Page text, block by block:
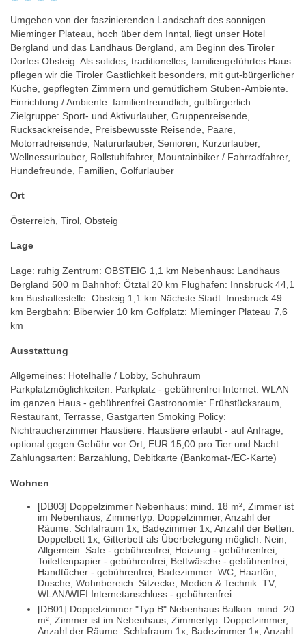
Umgeben von der faszinierenden Landschaft des sonnigen
Mieminger Plateau, hoch über dem Inntal, liegt unser Hotel
Bergland und das Landhaus Bergland, am Beginn des Tiroler
Dorfes Obsteig. Als solides, traditionelles, familiengeführtes Haus
pflegen wir die Tiroler Gastlichkeit besonders, mit gut-bürgerlicher
Küche, gepflegten Zimmern und gemütlichem Stuben-Ambiente.
Einrichtung / Ambiente: familienfreundlich, gutbürgerlich
Zielgruppe: Sport- und Aktivurlauber, Gruppenreisende,
Rucksackreisende, Preisbewusste Reisende, Paare,
Motorradreisende, Natururlauber, Senioren, Kurzurlauber,
Wellnessurlauber, Rollstuhlfahrer, Mountainbiker / Fahrradfahrer,
Hundefreunde, Familien, Golfurlauber
Ort
Österreich, Tirol, Obsteig
Lage
Lage: ruhig Zentrum: OBSTEIG 1,1 km Nebenhaus: Landhaus
Bergland 500 m Bahnhof: Ötztal 20 km Flughafen: Innsbruck 44,1
km Bushaltestelle: Obsteig 1,1 km Nächste Stadt: Innsbruck 49
km Bergbahn: Biberwier 10 km Golfplatz: Mieminger Plateau 7,6
km
Ausstattung
Allgemeines: Hotelhalle / Lobby, Schuhraum
Parkplatzmöglichkeiten: Parkplatz - gebührenfrei Internet: WLAN
im ganzen Haus - gebührenfrei Gastronomie: Frühstücksraum,
Restaurant, Terrasse, Gastgarten Smoking Policy:
Nichtraucherzimmer Haustiere: Haustiere erlaubt - auf Anfrage,
optional gegen Gebühr vor Ort, EUR 15,00 pro Tier und Nacht
Zahlungsarten: Barzahlung, Debitkarte (Bankomat-/EC-Karte)
Wohnen
[DB03] Doppelzimmer Nebenhaus: mind. 18 m², Zimmer ist
im Nebenhaus, Zimmertyp: Doppelzimmer, Anzahl der
Räume: Schlafraum 1x, Badezimmer 1x, Anzahl der Betten:
Doppelbett 1x, Gitterbett als Überbelegung möglich: Nein,
Allgemein: Safe - gebührenfrei, Heizung - gebührenfrei,
Toilettenpapier - gebührenfrei, Bettwäsche - gebührenfrei,
Handtücher - gebührenfrei, Badezimmer: WC, Haarfön,
Dusche, Wohnbereich: Sitzecke, Medien & Technik: TV,
WLAN/WIFI Internetanschluss - gebührenfrei
[DB01] Doppelzimmer "Typ B" Nebenhaus Balkon: mind. 20
m², Zimmer ist im Nebenhaus, Zimmertyp: Doppelzimmer,
Anzahl der Räume: Schlafraum 1x, Badezimmer 1x, Anzahl